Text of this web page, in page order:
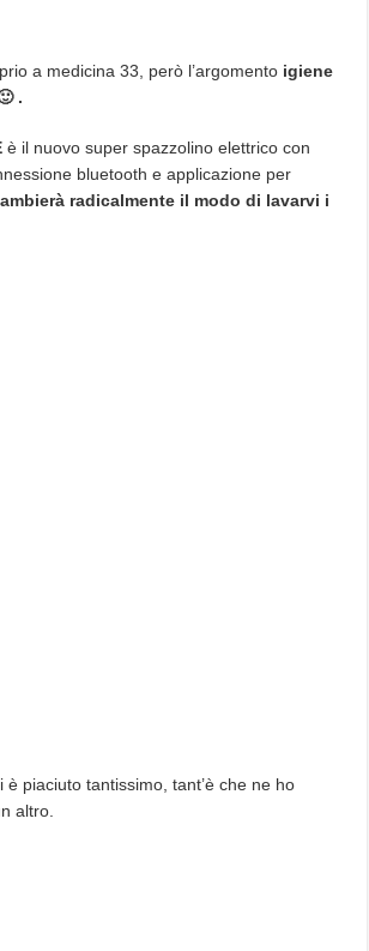
a medicina 33, però l’argomento igiene
.
è il nuovo super spazzolino elettrico con
bluetooth e applicazione per
ambierà radicalmente il modo di lavarvi i
è piaciuto tantissimo, tant’è che ne ho
altro.